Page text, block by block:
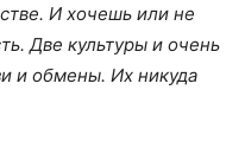
И хочешь или не
Две культуры и очень
и обмены. Их никуда